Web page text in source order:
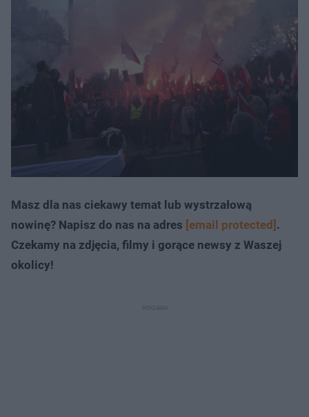
Masz dla nas ciekawy temat lub wystrzałową
nowinę? Napisz do nas na adres [email protected] .
Czekamy na zdjęcia, filmy i gorące newsy z Waszej
okolicy!